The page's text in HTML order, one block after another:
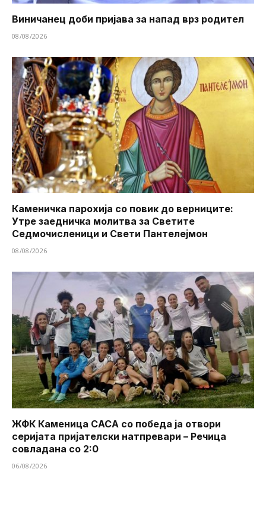
Виничанец доби пријава за напад врз родител
08/08/2026
Каменичка парохија со повик до верниците:
Утре заедничка молитва за Светите
Седмочисленици и Свети Пантелејмон
08/08/2026
ЖФК Каменица САСА со победа ја отвори
серијата пријателски натпревари – Речица
совладана со 2:0
06/08/2026